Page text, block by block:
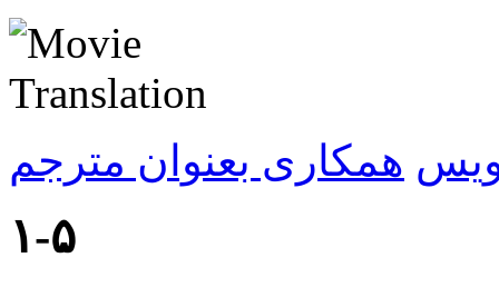
همکاری بعنوان مترجم
۱-۵